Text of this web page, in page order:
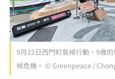
9月22日西門町氣候行動，9歲
候危機。 © Greenpeace /